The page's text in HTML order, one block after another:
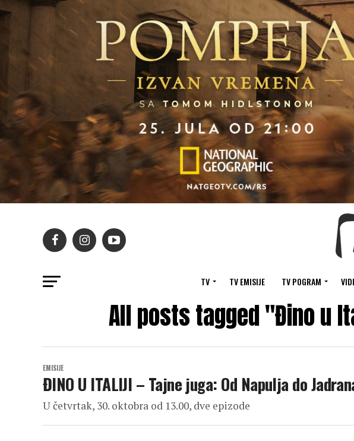
TV TV EMISIJE TV POGRAM
All posts tagged "Đino u
EMISIJE
ĐINO U ITALIJI – Tajne juga: Od Napulja do
U četvrtak, 30. oktobra od 13.00, dve epizode